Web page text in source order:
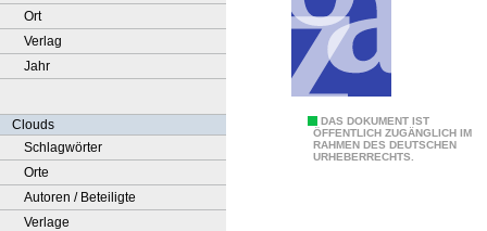
Ort
Verlag
Jahr
Clouds
Schlagwörter
Orte
Autoren / Beteiligte
Verlage
DAS DOKUMENT IST
ÖFFENTLICH ZUGÄNGLICH IM
RAHMEN DES DEUTSCHEN
URHEBERRECHTS.